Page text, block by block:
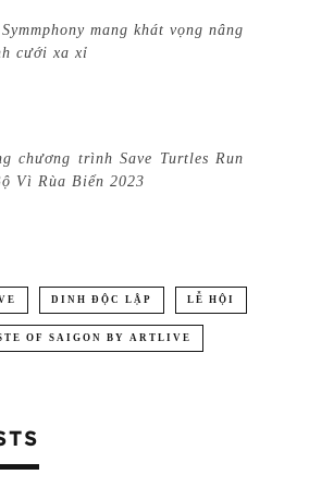
mang khát vọng nâng
cưới xa xỉ
chương trình Save Turtles Run
Vì Rùa Biển 2023
DINH ĐỘC LẬP LỄ HỘI
OF SAIGON BY ARTLIVE